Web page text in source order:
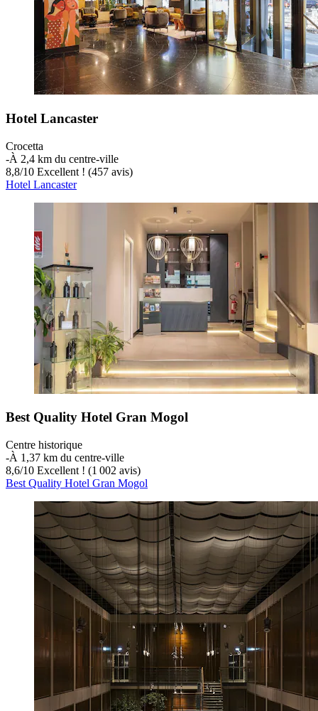
Hotel Lancaster
Crocetta
‐À 2,4 km du centre-ville
8,8/10 Excellent ! (457 avis)
Hotel Lancaster
Best Quality Hotel Gran Mogol
Centre historique
‐À 1,37 km du centre-ville
8,6/10 Excellent ! (1 002 avis)
Best Quality Hotel Gran Mogol